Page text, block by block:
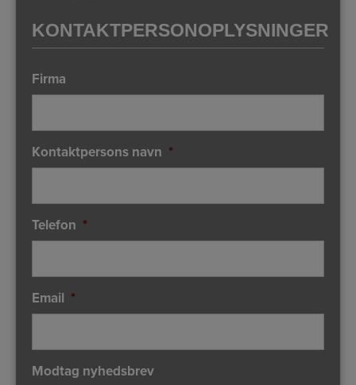
KONTAKTPERSONOPLYSNINGER
Firma
Kontaktpersons navn *
Telefon *
Email *
Modtag nyhedsbrev